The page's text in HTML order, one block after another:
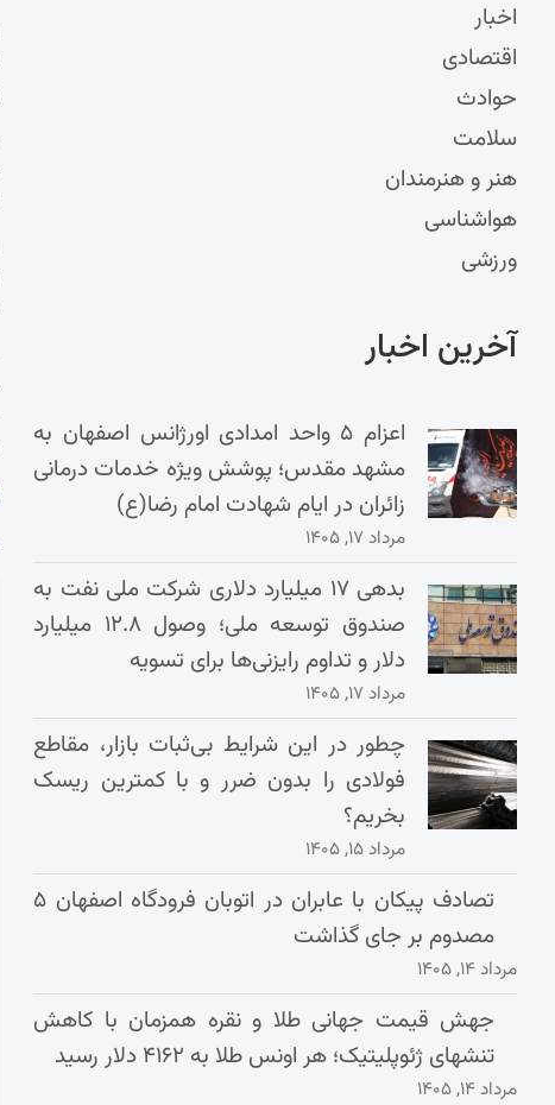
اخبار
اقتصادی
حوادث
سلامت
هنر و هنرمندان
هواشناسی
ورزشی
آخرین اخبار
اعزام ۵ واحد امدادی اورژانس اصفهان به
مشهد مقدس؛ پوشش ویژه خدمات درمانی
زائران در ایام شهادت امام رضا(ع)
مرداد ۱۷, ۱۴۰۵
بدهی ۱۷ میلیارد دلاری شرکت ملی نفت به
صندوق توسعه ملی؛ وصول ۱۲.۸ میلیارد
دلار و تداوم رایزنی‌ها برای تسویه
مرداد ۱۷, ۱۴۰۵
چطور در این شرایط بی‌ثبات بازار، مقاطع
فولادی را بدون ضرر و با کمترین ریسک
بخریم؟
مرداد ۱۵, ۱۴۰۵
تصادف پیکان با عابران در اتوبان فرودگاه اصفهان ۵
مصدوم بر جای گذاشت
مرداد ۱۴, ۱۴۰۵
جهش قیمت جهانی طلا و نقره همزمان با کاهش
تنشهای ژئوپلیتیک؛ هر اونس طلا به ۴۱۶۲ دلار رسید
مرداد ۱۴, ۱۴۰۵